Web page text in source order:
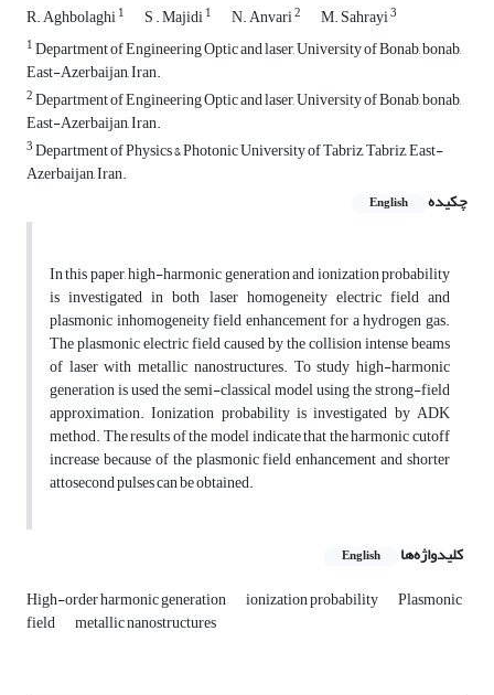
R. Aghbolaghi1 S . Majidi1 N. Anvari2 M. Sahrayi3
1Department of Engineering Optic and laser, University of Bonab, bonab,
East-Azerbaijan, Iran.
2Department of Engineering Optic and laser, University of Bonab, bonab,
East-Azerbaijan, Iran.
3Department of Physics & Photonic University of Tabriz, Tabriz, East-
Azerbaijan, Iran.
چکیده
English
In this paper, high-harmonic generation and ionization probability
is investigated in both laser homogeneity electric field and
plasmonic inhomogeneity field enhancement for a hydrogen gas.
The plasmonic electric field caused by the collision intense beams
of laser with metallic nanostructures. To study high‌-harmonic
generation is used the semi-classical model using the strong-field
approximation. Ionization probability is investigated by ADK
method. The results of the model indicate that the harmonic cutoff
increase because of the plasmonic field enhancement and shorter
attosecond pulses can be obtained.
کلیدواژه‌ها English
High-order harmonic generation ionization probability Plasmonic
field metallic nanostructures